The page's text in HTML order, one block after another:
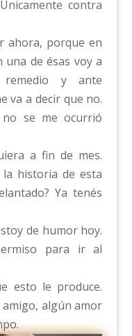
contra
ahora, porque en
de ésas voy a
y ante
va a decir que no.
se me ocurrió
a fin de mes.
la historia de esta
Ya tenés
de humor hoy.
para ir al
esto le produce.
algún amor